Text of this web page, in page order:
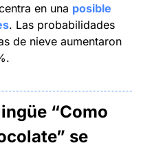
en una posible
. Las probabilidades
de nieve aumentaron
“Como
se